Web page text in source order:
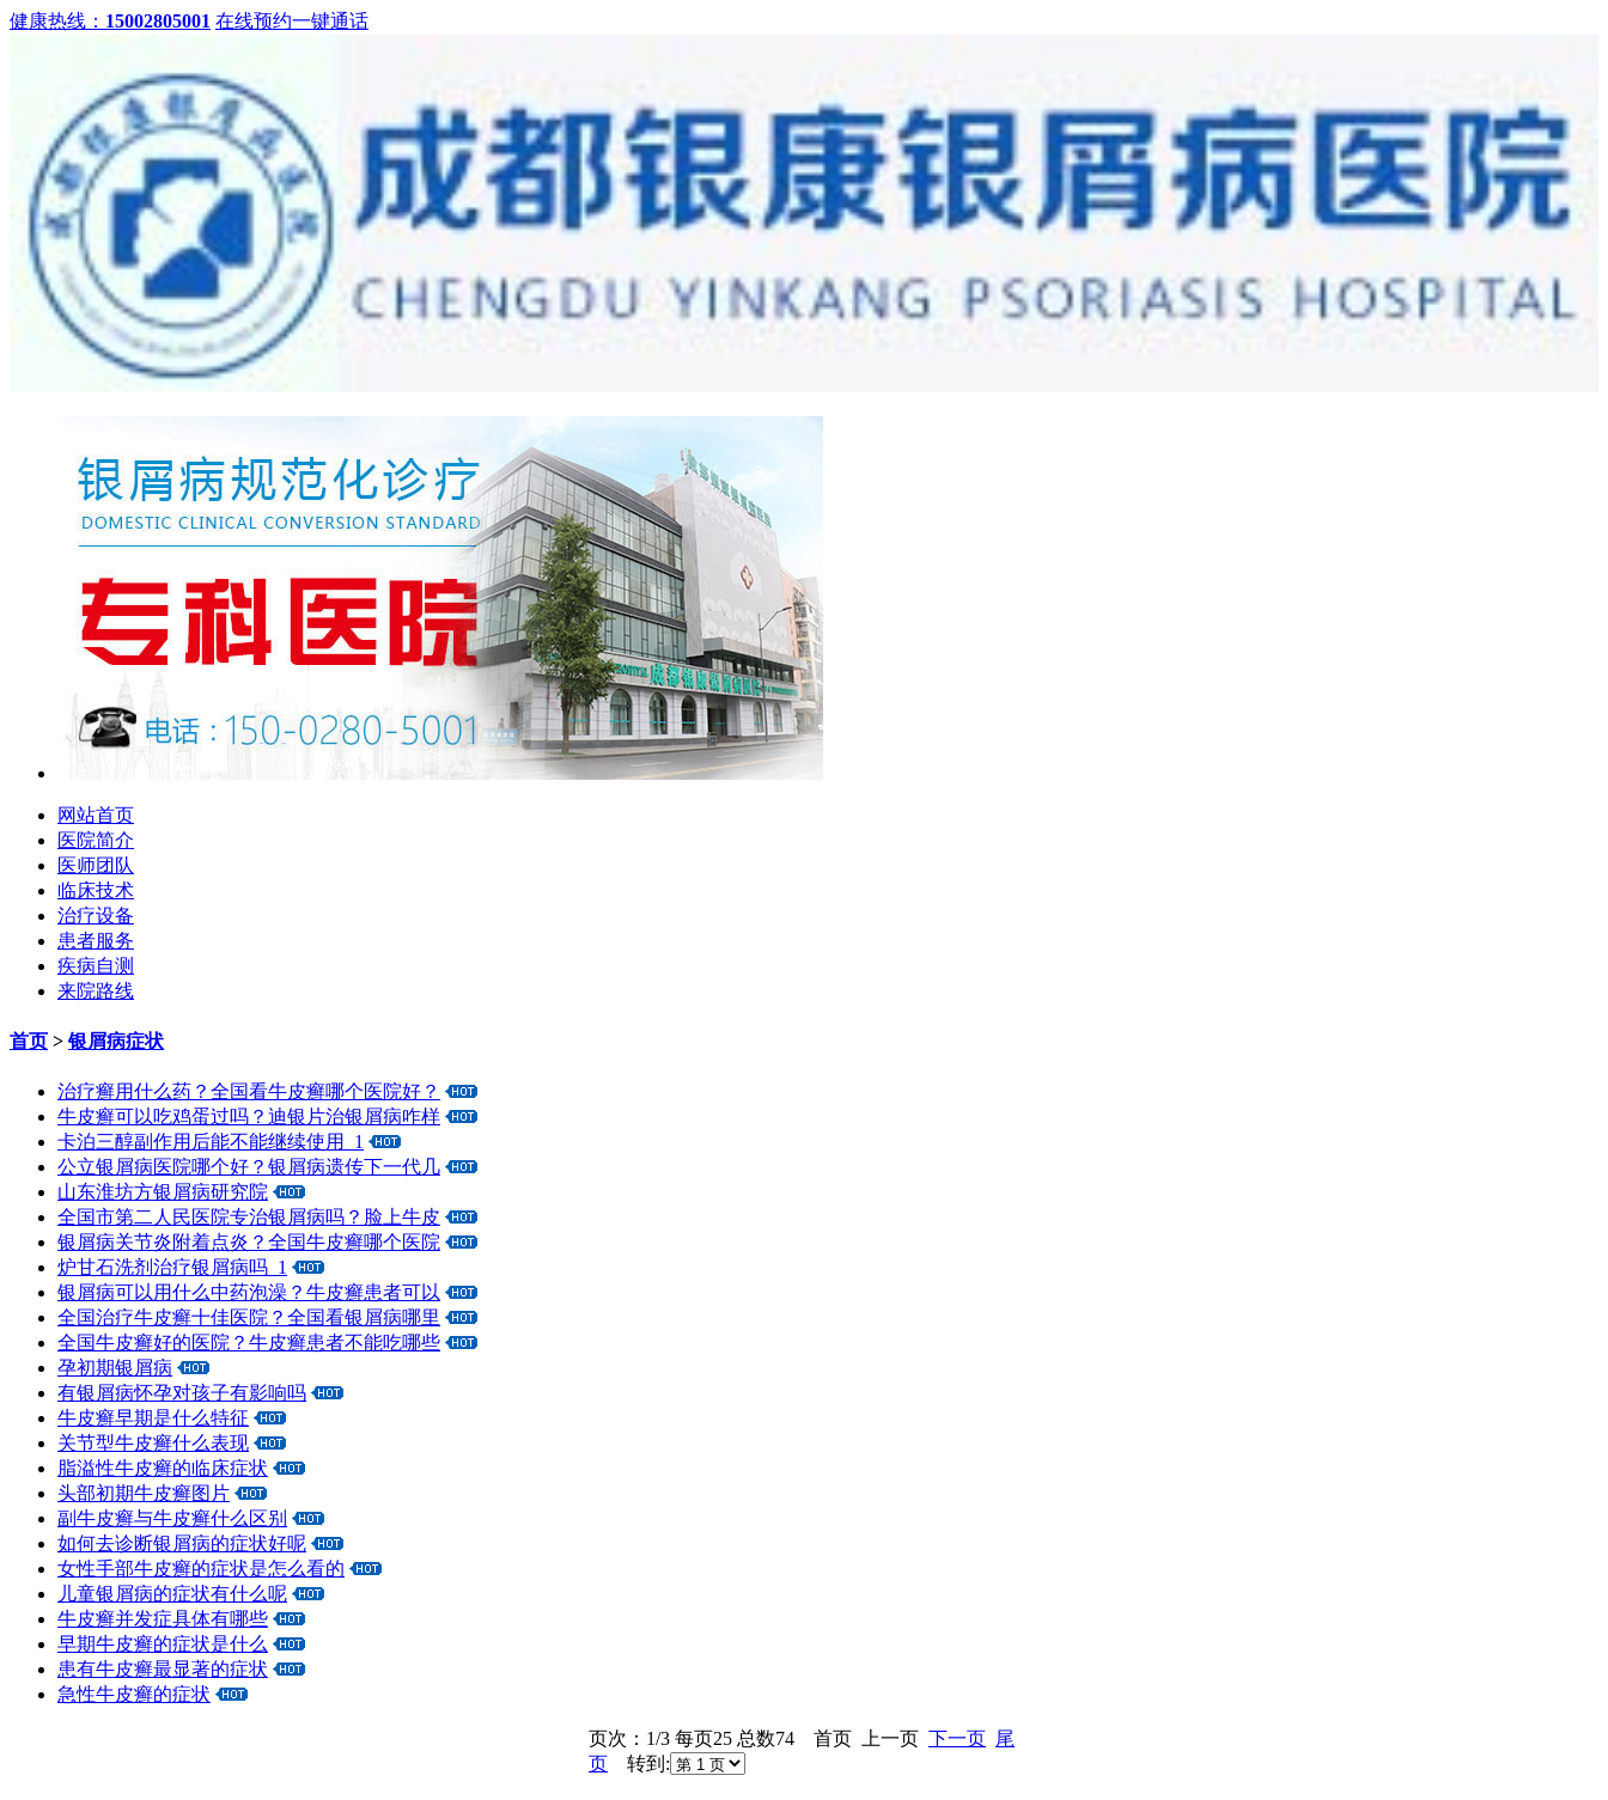
健康热线： 15002805001 在线预约一键通话
网站首页
医院简介
医师团队
临床技术
治疗设备
患者服务
疾病自测
来院路线
首页 >银屑病症状
治疗癣用什么药？全国看牛皮癣哪个医院好？
牛皮癣可以吃鸡蛋过吗？迪银片治银屑病咋样
卡泊三醇副作用后能不能继续使用_1
公立银屑病医院哪个好？银屑病遗传下一代几
山东淮坊方银屑病研究院
全国市第二人民医院专治银屑病吗？脸上牛皮
银屑病关节炎附着点炎？全国牛皮癣哪个医院
炉甘石洗剂治疗银屑病吗_1
银屑病可以用什么中药泡澡？牛皮癣患者可以
全国治疗牛皮癣十佳医院？全国看银屑病哪里
全国牛皮癣好的医院？牛皮癣患者不能吃哪些
孕初期银屑病
有银屑病怀孕对孩子有影响吗
牛皮癣早期是什么特征
关节型牛皮癣什么表现
脂溢性牛皮癣的临床症状
头部初期牛皮癣图片
副牛皮癣与牛皮癣什么区别
如何去诊断银屑病的症状好呢
女性手部牛皮癣的症状是怎么看的
儿童银屑病的症状有什么呢
牛皮癣并发症具体有哪些
早期牛皮癣的症状是什么
患有牛皮癣最显著的症状
急性牛皮癣的症状
页次：1/3 每页25 总数74 首页 上一页 下一页 尾
页 转到: